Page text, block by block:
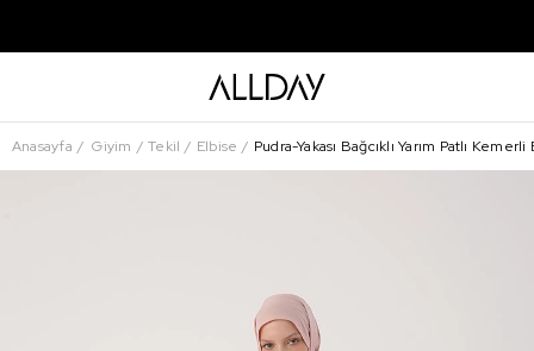
Anasayfa Giyim Tekil Elbise Pudra-Yakası Bağcıklı Yarım Patlı